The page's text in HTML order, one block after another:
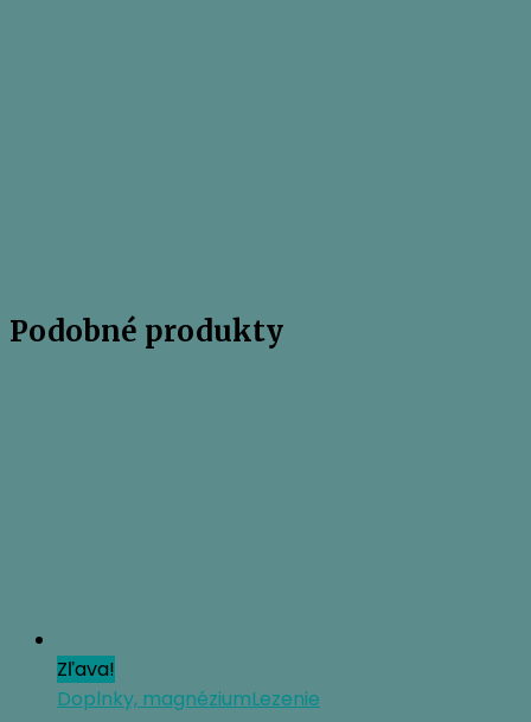
Podobné produkty
Zľava!
Doplnky, magnéziumLezenie